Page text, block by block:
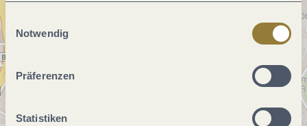
jederzeit widerrufen werden. Mit der Auswahl "Alle
ablehnen" kann es zu Beeinträchtigungen in der Nutzung
Notwendig
Präferenzen
Statistiken